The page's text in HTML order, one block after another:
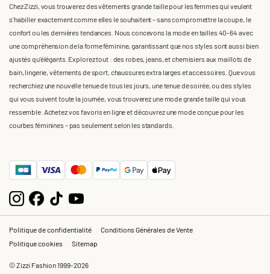
Chez Zizzi, vous trouverez des vêtements grande taille pour les femmes qui veulent
s'habiller exactement comme elles le souhaitent – sans compromettre la coupe, le
confort ou les dernières tendances. Nous concevons la mode en tailles 40-64 avec
une compréhension de la forme féminine, garantissant que nos styles sont aussi bien
ajustés qu'élégants. Explorez tout : des robes, jeans, et chemisiers aux maillots de
bain, lingerie, vêtements de sport, chaussures extra larges et accessoires. Que vous
recherchiez une nouvelle tenue de tous les jours, une tenue de soirée, ou des styles
qui vous suivent toute la journée, vous trouverez une mode grande taille qui vous
ressemble. Achetez vos favoris en ligne et découvrez une mode conçue pour les
courbes féminines – pas seulement selon les standards.
Politique de confidentialité
Conditions Générales de Vente
Politique cookies
Sitemap
© Zizzi Fashion 1999-2026